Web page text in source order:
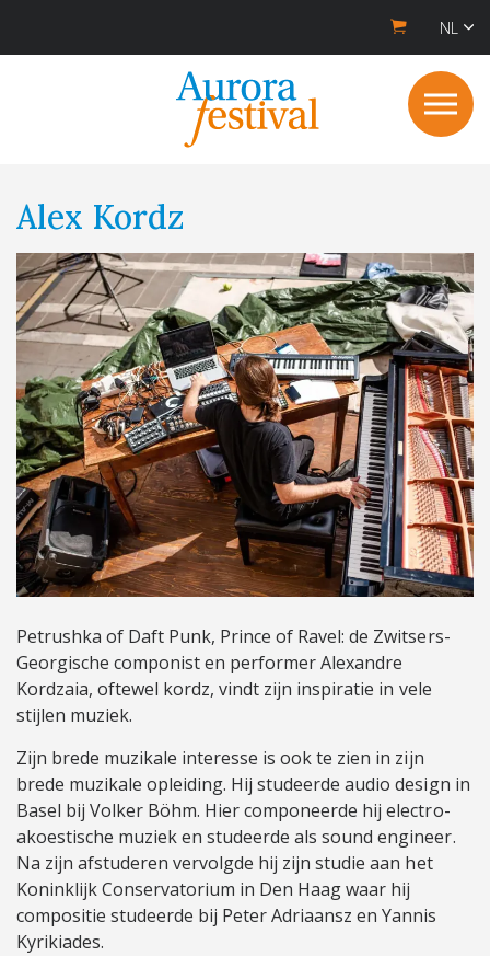
NL
Alex Kordz
Petrushka of Daft Punk, Prince of Ravel: de Zwitsers-
Georgische componist en performer Alexandre
Kordzaia, oftewel kordz, vindt zijn inspiratie in vele
stijlen muziek.
Zijn brede muzikale interesse is ook te zien in zijn
brede muzikale opleiding. Hij studeerde audio design in
Basel bij Volker Böhm. Hier componeerde hij electro-
akoestische muziek en studeerde als sound engineer.
Na zijn afstuderen vervolgde hij zijn studie aan het
Koninklijk Conservatorium in Den Haag waar hij
compositie studeerde bij Peter Adriaansz en Yannis
Kyrikiades.